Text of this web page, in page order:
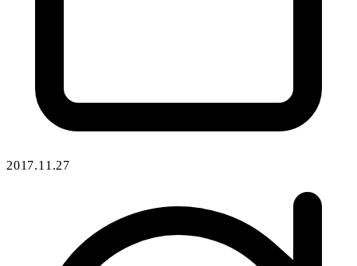
2017.11.27